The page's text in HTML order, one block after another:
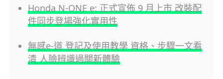
Honda N-ONE e: 正式宣佈 9 月上市 改裝配
件同步登場強化實用性
無感e-道 登記及使用教學 資格、步驟一文看
清 人臉辨識過關新體驗